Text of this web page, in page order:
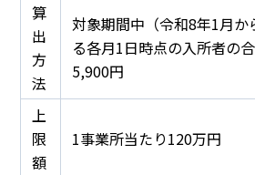
算
出
方
法
対象期間中（令和8年1月か
る各月1日時点の入所者の
5,900円
上
限
額
1事業所当たり120万円